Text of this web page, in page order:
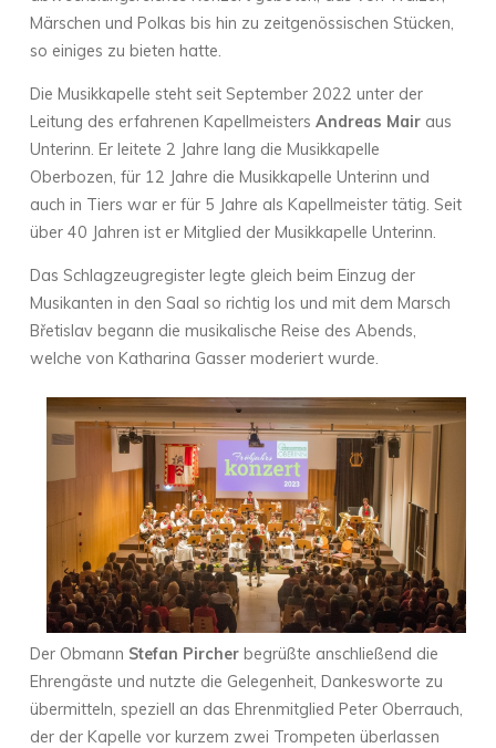
Märschen und Polkas bis hin zu zeitgenössischen Stücken,
so einiges zu bieten hatte.
Die Musikkapelle steht seit September 2022 unter der
Leitung des erfahrenen Kapellmeisters Andreas Mairaus
Unterinn. Er leitete 2 Jahre lang die Musikkapelle
Oberbozen, für 12 Jahre die Musikkapelle Unterinn und
auch in Tiers war er für 5 Jahre als Kapellmeister tätig. Seit
über 40 Jahren ist er Mitglied der Musikkapelle Unterinn.
Das Schlagzeugregister legte gleich beim Einzug der
Musikanten in den Saal so richtig los und mit dem Marsch
Břetislav begann die musikalische Reise des Abends,
welche von Katharina Gasser moderiert wurde.
Der Obmann Stefan Pircherbegrüßte anschließend die
Ehrengäste und nutzte die Gelegenheit, Dankesworte zu
übermitteln, speziell an das Ehrenmitglied Peter Oberrauch,
der der Kapelle vor kurzem zwei Trompeten überlassen